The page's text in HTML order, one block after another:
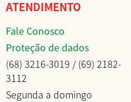
ATENDIMENTO
Fale Conosco
Proteção de dados
(68) 3216-3019 / (69) 2182-
3112
Segunda a domingo